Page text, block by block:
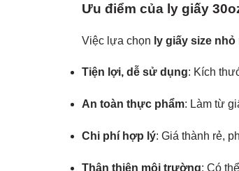
Ưu điểm của ly giấy
Việc lựa chọn ly giấy size nhỏ
Tiện lợi, dễ sử dụng: Kích
An toàn thực phẩm: Làm từ
Chi phí hợp lý: Giá thành rẻ,
Thân thiện môi trường: Có